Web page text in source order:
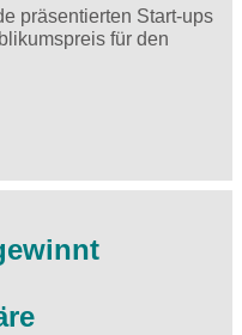
präsentierten Start-ups
für den